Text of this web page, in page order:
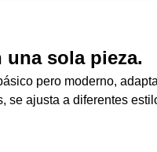
sola pieza.
pero moderno,
se ajusta a diferentes